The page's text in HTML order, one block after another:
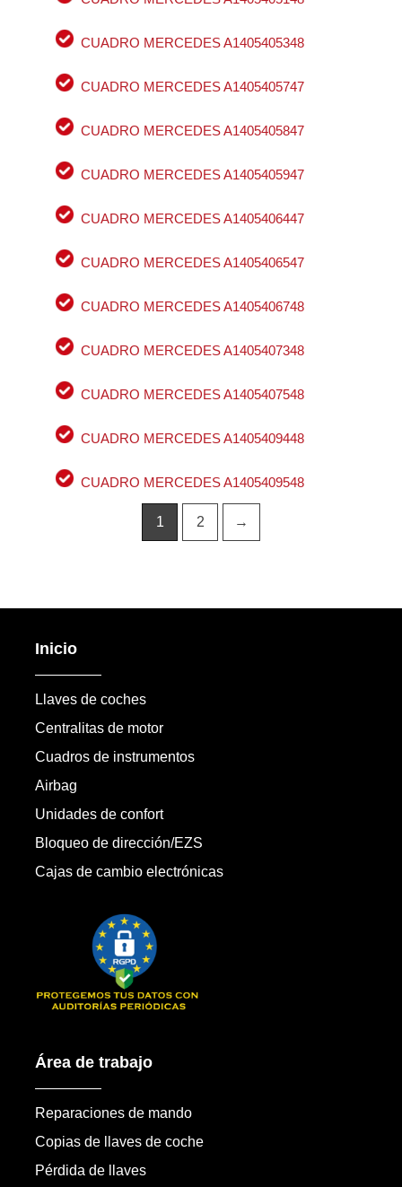
CUADRO MERCEDES A1405405348
CUADRO MERCEDES A1405405747
CUADRO MERCEDES A1405405847
CUADRO MERCEDES A1405405947
CUADRO MERCEDES A1405406447
CUADRO MERCEDES A1405406547
CUADRO MERCEDES A1405406748
CUADRO MERCEDES A1405407348
CUADRO MERCEDES A1405407548
CUADRO MERCEDES A1405409448
CUADRO MERCEDES A1405409548
1 2 →
Inicio
Llaves de coches
Centralitas de motor
Cuadros de instrumentos
Airbag
Unidades de confort
Bloqueo de dirección/EZS
Cajas de cambio electrónicas
Área de trabajo
Reparaciones de mando
Copias de llaves de coche
Pérdida de llaves